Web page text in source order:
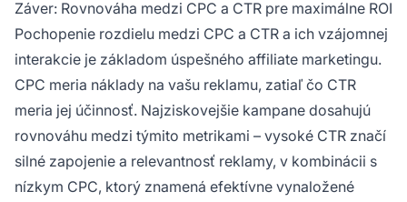
Záver: Rovnováha medzi CPC a CTR pre maximálne ROI
Pochopenie rozdielu medzi CPC a CTR a ich vzájomnej
interakcie je základom úspešného affiliate marketingu.
CPC meria náklady na vašu reklamu, zatiaľ čo CTR
meria jej účinnosť. Najziskovejšie kampane dosahujú
rovnováhu medzi týmito metrikami – vysoké CTR značí
silné zapojenie a relevantnosť reklamy, v kombinácii s
nízkym CPC, ktorý znamená efektívne vynaložené